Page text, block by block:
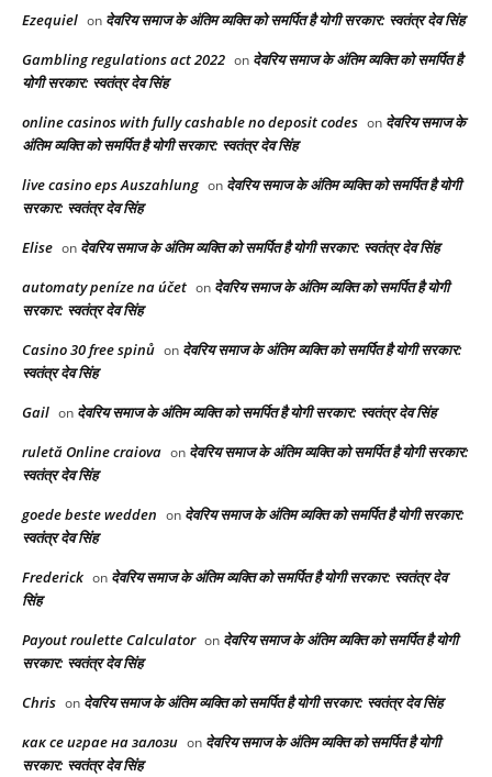
Ezequiel on देवरिय समाज के अंतिम व्यक्ति को समर्पित है योगी सरकार: स्वतंत्र देव सिंह
Gambling regulations act 2022 on देवरिय समाज के अंतिम व्यक्ति को समर्पित है
योगी सरकार: स्वतंत्र देव सिंह
online casinos with fully cashable no deposit codes on देवरिय समाज के
अंतिम व्यक्ति को समर्पित है योगी सरकार: स्वतंत्र देव सिंह
live casino eps Auszahlung on देवरिय समाज के अंतिम व्यक्ति को समर्पित है योगी
सरकार: स्वतंत्र देव सिंह
Elise on देवरिय समाज के अंतिम व्यक्ति को समर्पित है योगी सरकार: स्वतंत्र देव सिंह
automaty peníze na účet on देवरिय समाज के अंतिम व्यक्ति को समर्पित है योगी
सरकार: स्वतंत्र देव सिंह
Casino 30 free spinů on देवरिय समाज के अंतिम व्यक्ति को समर्पित है योगी सरकार:
स्वतंत्र देव सिंह
Gail on देवरिय समाज के अंतिम व्यक्ति को समर्पित है योगी सरकार: स्वतंत्र देव सिंह
ruletă Online craiova on देवरिय समाज के अंतिम व्यक्ति को समर्पित है योगी सरकार:
स्वतंत्र देव सिंह
goede beste wedden on देवरिय समाज के अंतिम व्यक्ति को समर्पित है योगी सरकार:
स्वतंत्र देव सिंह
Frederick on देवरिय समाज के अंतिम व्यक्ति को समर्पित है योगी सरकार: स्वतंत्र देव
सिंह
Payout roulette Calculator on देवरिय समाज के अंतिम व्यक्ति को समर्पित है योगी
सरकार: स्वतंत्र देव सिंह
Chris on देवरिय समाज के अंतिम व्यक्ति को समर्पित है योगी सरकार: स्वतंत्र देव सिंह
как се играе на залози on देवरिय समाज के अंतिम व्यक्ति को समर्पित है योगी
सरकार: स्वतंत्र देव सिंह